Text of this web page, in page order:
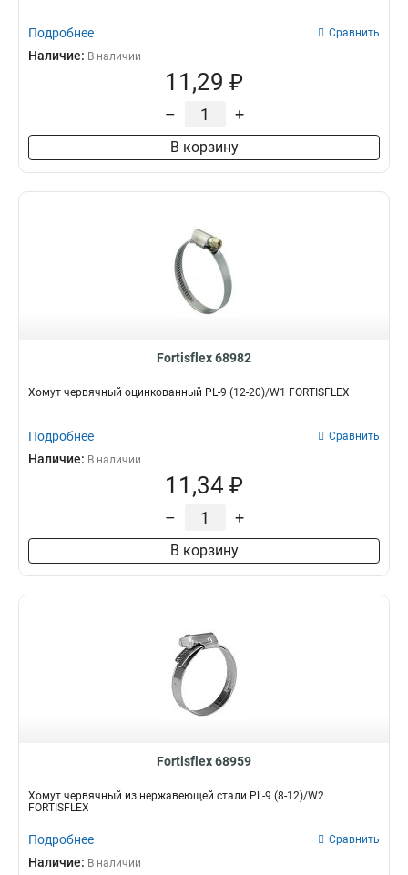
Подробнее Сравнить
Наличие: В наличии
11,29 ₽
– +
В корзину
Fortisflex 68982
Хомут червячный оцинкованный PL-9 (12-20)/W1 FORTISFLEX
Подробнее Сравнить
Наличие: В наличии
11,34 ₽
– +
В корзину
Fortisflex 68959
Хомут червячный из нержавеющей стали PL-9 (8-12)/W2
FORTISFLEX
Подробнее Сравнить
Наличие: В наличии